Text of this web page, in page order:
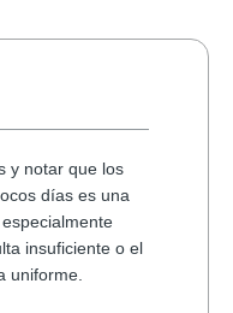
y notar que los
días es una
insuficiente o el
uniforme.